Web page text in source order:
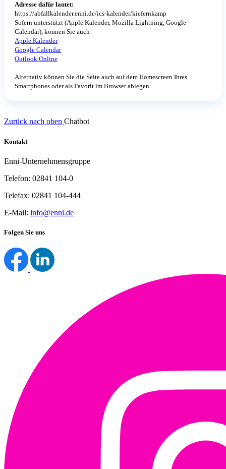
Adresse dafür lautet:
https://abfallkalender.enni.de/ics-kalender/kiefernkamp
Sofern unterstützt (Apple Kalender, Mozilla Lightning, Google
Calendar), können Sie auch
Apple Kalender
Google Calendar
Outlook Online
Alternativ können Sie die Seite auch auf dem Homescreen Ihres
Smartphones oder als Favorit im Browser ablegen
Zurück nach oben Chatbot
Kontakt
Enni-Unternehmensgruppe
Telefon: 02841 104-0
Telefax: 02841 104-444
E-Mail: info@enni.de
Folgen Sie uns